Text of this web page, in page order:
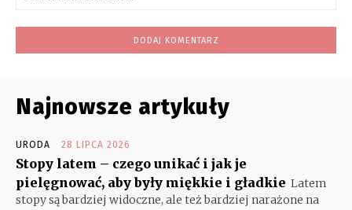
Najnowsze artykuły
URODA 28 LIPCA 2026
Stopy latem – czego unikać i jak je
pielęgnować, aby były miękkie i gładkie Latem
stopy są bardziej widoczne, ale też bardziej narażone na